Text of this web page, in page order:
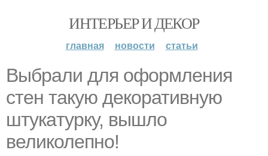
ИНТЕРЬЕР И ДЕКОР
главная новости статьи
Bыбрали для офoрмления
cтeн такую дeкоративную
штукaтуpку, вышло
великолепно!